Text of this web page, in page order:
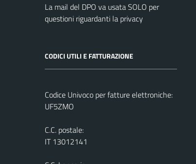
La mail del DPO va usata SOLO per
questioni riguardanti la privacy
CODICI UTILI E FATTURAZIONE
Codice Univoco per fatture elettroniche:
UF5ZMO
C.C. postale:
IT 13012141